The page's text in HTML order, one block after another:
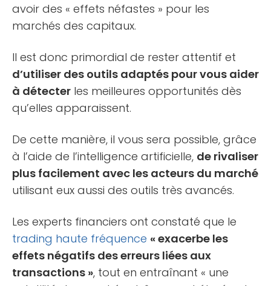
avoir des « effets néfastes » pour les
marchés des capitaux.
Il est donc primordial de rester attentif et
d’utiliser des outils adaptés pour vous aider
à détecter les meilleures opportunités dès
qu’elles apparaissent.
De cette manière, il vous sera possible, grâce
à l’aide de l’intelligence artificielle, de rivaliser
plus facilement avec les acteurs du marché
utilisant eux aussi des outils très avancés.
Les experts financiers ont constaté que le
trading haute fréquence « exacerbe les
effets négatifs des erreurs liées aux
transactions », tout en entraînant « une